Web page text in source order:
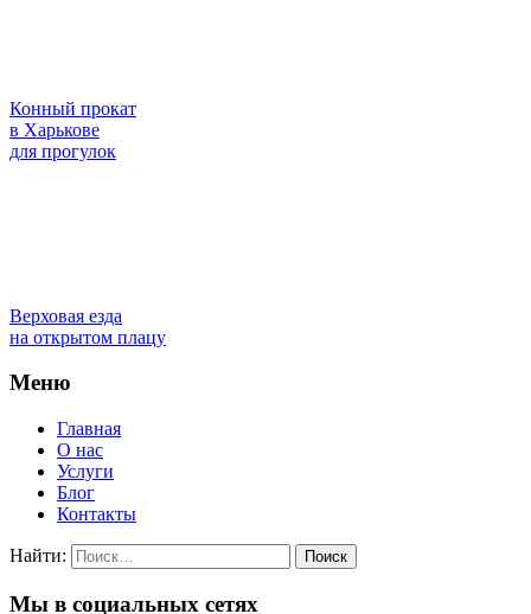
Конный прокат
в Харькове
для прогулок
Верховая езда
на открытом плацу
Меню
Главная
О нас
Услуги
Блог
Контакты
Найти:
Мы в социальных сетях